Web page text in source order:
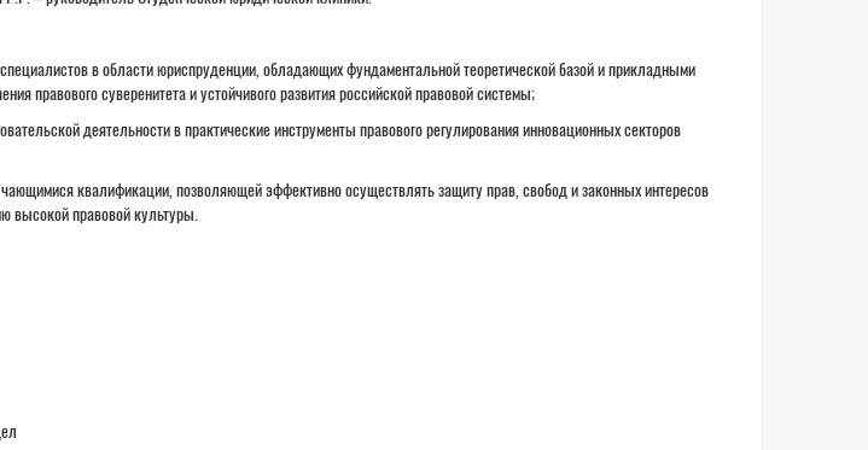
в области юриспруденции, обладающих фундаментальной теоретической базой и прикладными
правового суверенитета и устойчивого развития российской правовой системы;
деятельности в практические инструменты правового регулирования инновационных секторов
квалификации, позволяющей эффективно осуществлять защиту прав, свобод и законных интересов
высокой правовой культуры.